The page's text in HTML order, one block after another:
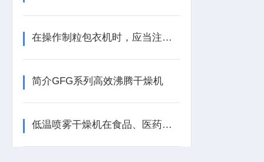
在操作制粒包衣机时，应当注意以下几点
简介GFG系列高效沸腾干燥机
低温喷雾干燥机在食品、医药、化工等领域的运用